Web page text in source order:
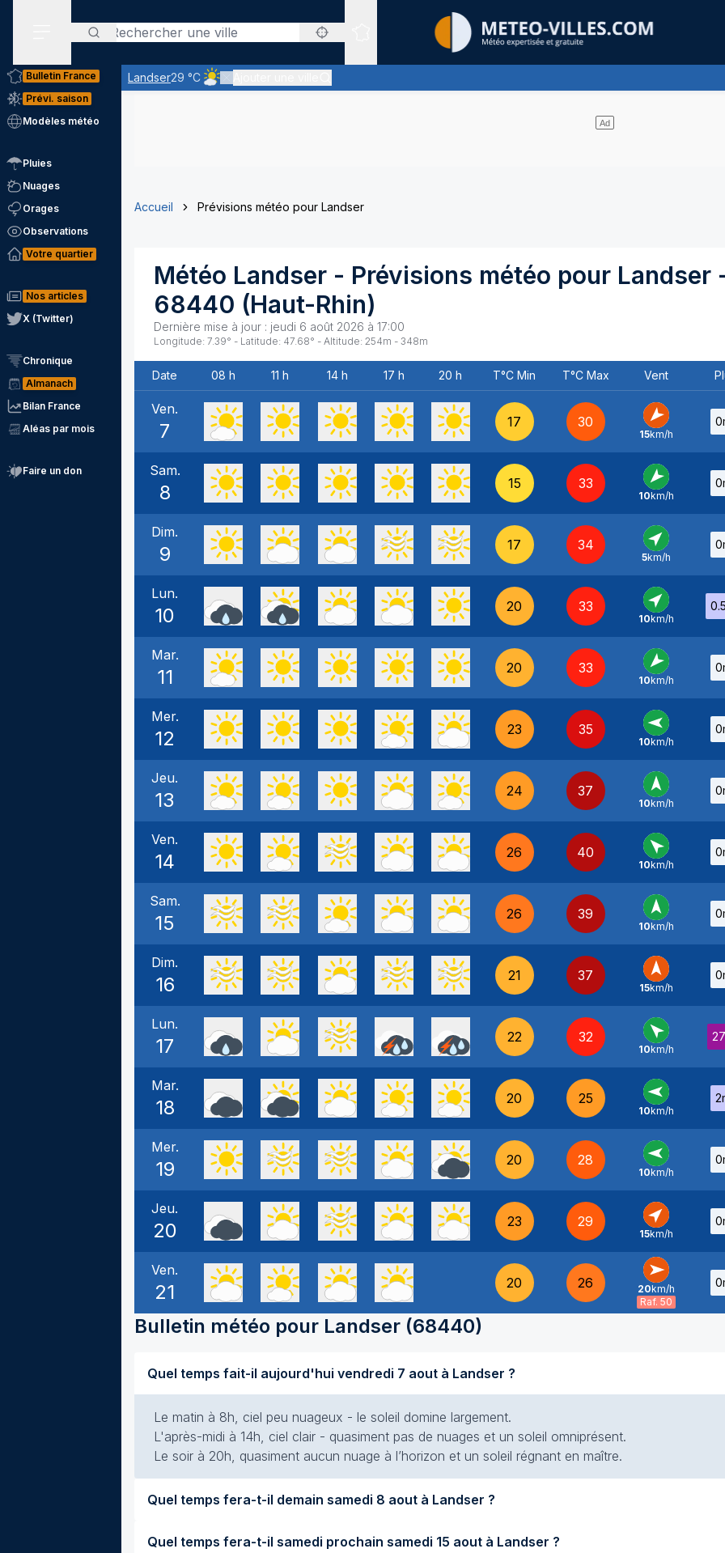
Rechercher
Sites expertis&eacute;s
Landser29 °C
Ciel peu nuageux - le soleil domine largement
Bulletin France
Prévi. saison
Modèles météo
Pluies
Nuages
Orages
Observations
Votre quartier
Nos articles
X (Twitter)
Chronique
Almanach
Bilan France
Aléas par mois
Faire un don
Accueil Prévisions météo pour Landser
Météo Landser - Prévisions météo pour Landser
68440 (Haut-Rhin)
Dernière mise à jour : jeudi 6 août 2026 à 17:00
Longitude: 7.39° - Latitude: 47.68° - Altitude: 254m - 348m
Date 08 h 11 h 14 h 17 h 20 h T°C Min T°C Max Vent
Ven.
7 17 30
NE -
15km/h
Sam.
8 15 33
NE -
10km/h
Dim.
9 17 34
SO
5km/h
Lun.
10 20 33
SO -
10km/h
Mar.
11 20 33
NE -
10km/h
Mer.
12 23 35
E -
10km/h
Jeu.
13 24 37
S -
10km/h
Ven.
14 26 40
SE -
10km/h
Sam.
15 26 39
S -
10km/h
Dim.
16 21 37
S -
15km/h
Lun.
17 22 32
SE -
10km/h
Mar.
18 20 25
E -
10km/h
Mer.
19 20 28
E -
10km/h
Jeu.
20 23 29
SO -
15km/h
Ven.
21 20 26
O -
20km/h
Raf. 50
Bulletin météo pour Landser (68440)
Quel temps fait-il aujourd'hui vendredi 7 aout à Landser ?
Le matin à 8h, ciel peu nuageux - le soleil domine largement.
L'après-midi à 14h, ciel clair - quasiment pas de nuages et un soleil omniprésent.
Le soir à 20h, quasiment aucun nuage à l’horizon et un soleil régnant en maître.
Quel temps fera-t-il demain samedi 8 aout à Landser ?
Quel temps fera-t-il samedi prochain samedi 15 aout à Landser ?